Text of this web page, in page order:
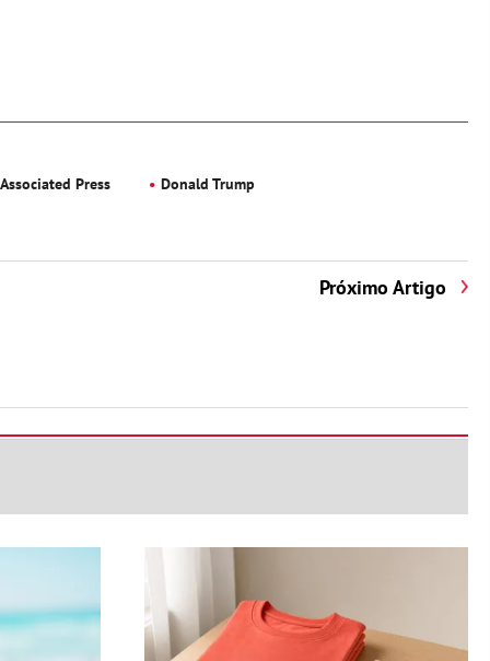
Associated Press Donald Trump
Próximo Artigo